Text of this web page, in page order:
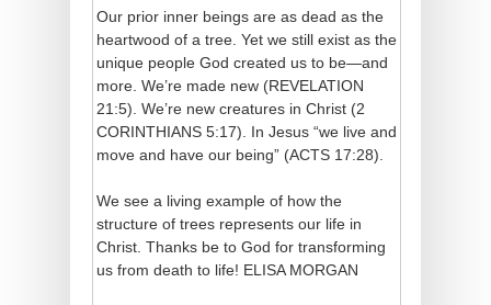
Our prior inner beings are as dead as the
heartwood of a tree. Yet we still exist as the
unique people God created us to be—and
more. We’re made new (REVELATION
21:5). We’re new creatures in Christ (2
CORINTHIANS 5:17). In Jesus “we live and
move and have our being” (ACTS 17:28).
We see a living example of how the
structure of trees represents our life in
Christ. Thanks be to God for transforming
us from death to life! ELISA MORGAN